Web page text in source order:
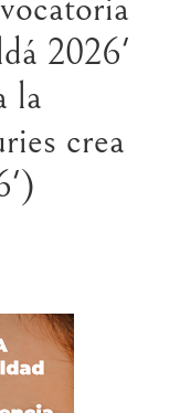
2026'
la
crea